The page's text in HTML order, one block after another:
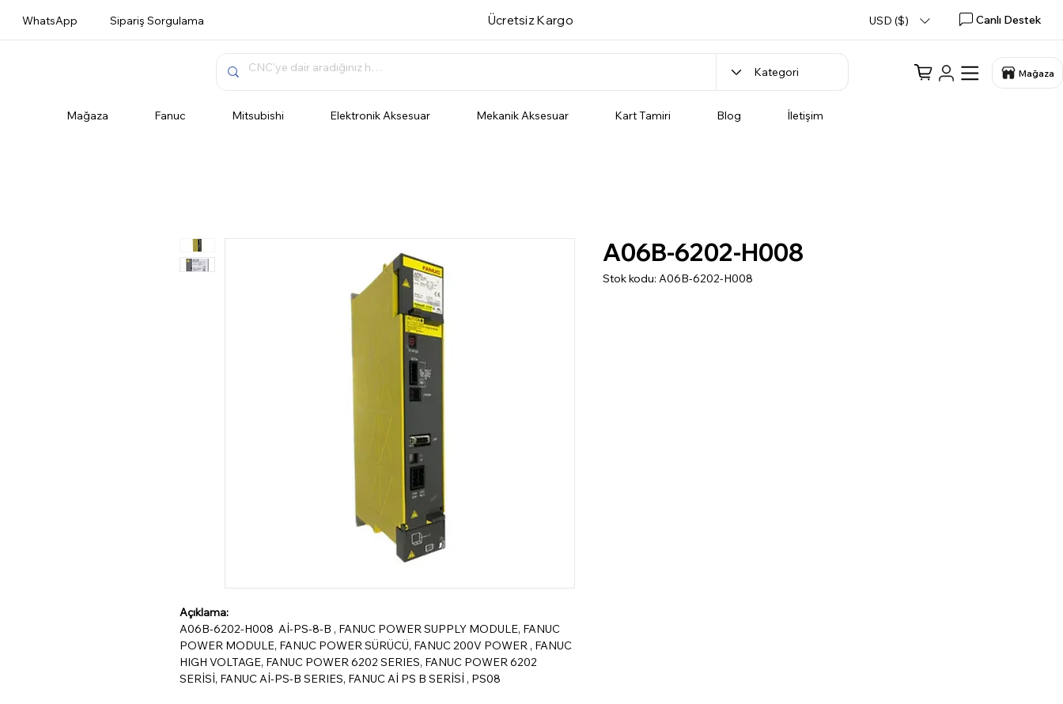
WhatsApp Sipariş Sorgulama Ücretsiz Kargo USD ($) Canlı Destek
Mağaza
Mağaza Fanuc Mitsubishi Elektronik Aksesuar Mekanik Aksesuar Kart Tamiri Blog İletişim
Açıklama:
A06B-6202-H008 Aİ-PS-8-B , FANUC POWER SUPPLY MODULE, FANUC
POWER MODULE, FANUC POWER SÜRÜCÜ, FANUC 200V POWER , FANUC
HIGH VOLTAGE, FANUC POWER 6202 SERIES, FANUC POWER 6202
SERİSİ, FANUC Aİ-PS-B SERIES, FANUC Aİ PS B SERİSİ , PS08
A06B-6202-H008
Stok kodu: A06B-6202-H008